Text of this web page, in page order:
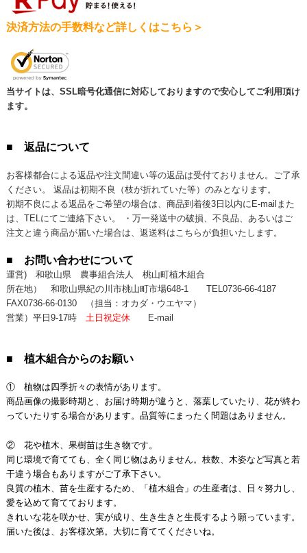
決済方法の手数料など詳しくはこちら＞
当サイトは、SSL暗号化通信に対応しておりますので安心してご利用頂け
ます。
■ 返品について
お客様都合による返品や注文間違い等の返品は受付ておりません。ご了承
ください。 返品は初期不良（枝が折れていた等）のみとなります。
初期不良による返品をご希望の場合は、商品到着後3日以内にE-mailまた
は、TELにてご連絡下さい。 ・万一発送中の破損、不良品、あるいはご
注文と違う商品が届いた場合は、返送料はこちらが負担いたします。
■ お問い合わせについて
運営) 和歌山県 農事組合法人 桃山町植木組合
所在地） 和歌山県紀の川市桃山町市場648-1 TEL0736-66-4187
FAX0736-66-0130（担当：オカダ・ウエヤマ）
営業）平日9-17時 土日祝定休 E-mail
■ 植木組合からのお願い
① 植物は四季折々の表情があります。
商品画像の撮影時期と、お届け時期が違うと、落葉していたり、花が終わ
っていたりする場合があります。品質等にまったく問題はありません。
② 花や植木、果樹苗は生き物です。
同じ環境で育てても、全く同じ物はありません。枝数、木姿など写真と若
干違う場合もありますがご了承下さい。
良質の植木、苗を生産するため、「植木組合」の生産者は、日々努力し、
愛を込めて育てております。
きれいな花を咲かせ、実が成り、生き生きと生長するよう願っています。
届いた後は、お客様次第。大切に育ててくださいね。